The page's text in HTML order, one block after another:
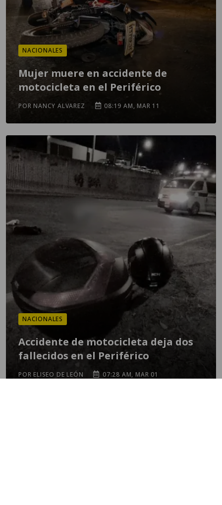
NACIONALES
Mujer muere en accidente de
motocicleta en el Periférico
POR NANCY ALVAREZ 08:19 AM, MAR 11
NACIONALES
Accidente de motocicleta deja dos
fallecidos en el Periférico
POR ELISEO DE LEÓN 07:28 AM, MAR 01